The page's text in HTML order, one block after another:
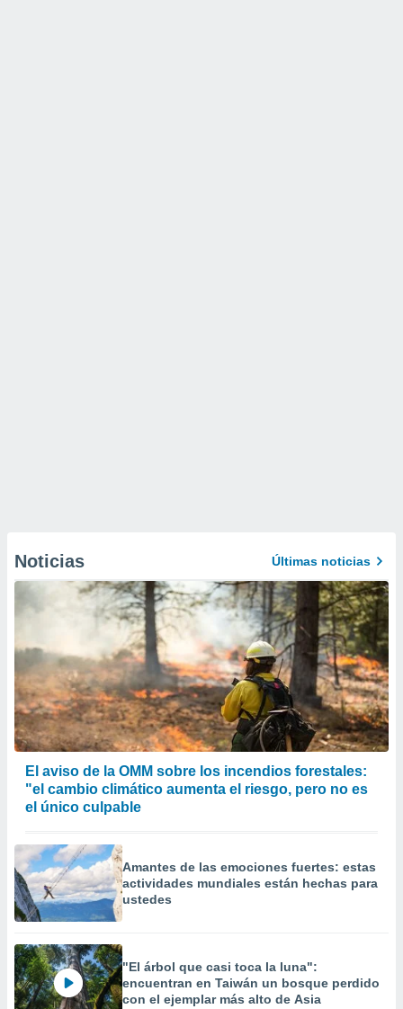
Noticias Últimas noticias
El aviso de la OMM sobre los incendios forestales:
"el cambio climático aumenta el riesgo, pero no es
el único culpable
Amantes de las emociones fuertes: estas
actividades mundiales están hechas para
ustedes
"El árbol que casi toca la luna":
encuentran en Taiwán un bosque perdido
con el ejemplar más alto de Asia